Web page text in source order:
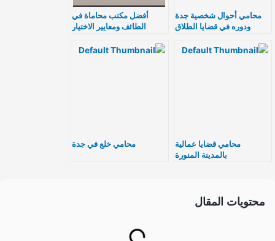
محامي أحوال شخصية جدة
ودوره في قضايا الطلاق
أفضل مكتب محاماة في
الطائف ومعايير الاختيار
محامي قضايا عمالية
بالمدينة المنورة
محامي خلع في جدة
محتويات المقال